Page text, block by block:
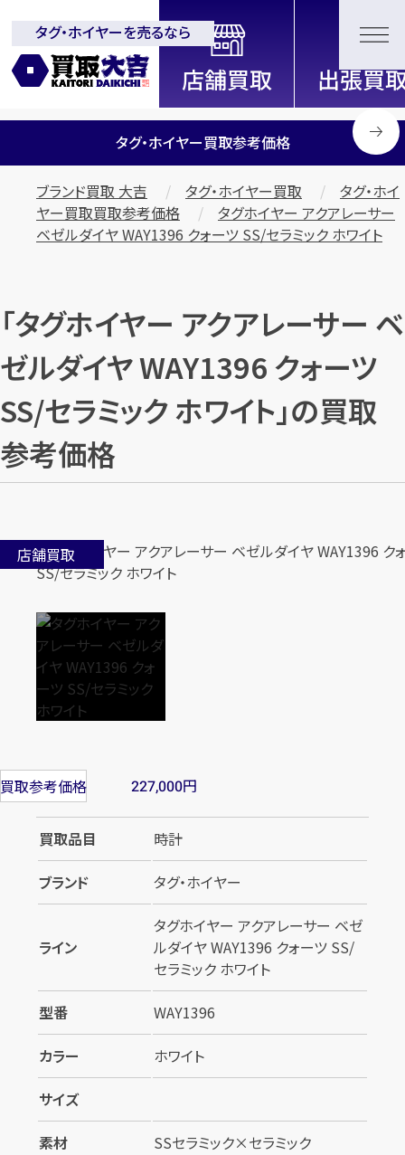
全国2000店舗以上展開中！
信頼と実績の買取専門店「買取大
吉」
タグ・ホイヤーを売るなら
カンタン無料
分！今すぐ査定金額をお伝えいた
まずはお電話で
【総合受付】24時間・年中無休(年末年
タグ・ホイヤー買取参考価格
ブランド買取 大吉 タグ・ホイヤー買取
タグ・ホイ
ヤー買取買取参考価格
タグホイヤー アクアレーサー
ベゼルダイヤ WAY1396 クォーツ SS/セラミック ホワイト
「タグホイヤー アクアレーサー ベ
ゼルダイヤ WAY1396 クォーツ
SS/セラミック ホワイト」の買取
参考価格
店舗買取
買取参考価格 227,000円
買取品目
時計
ブランド
タグ・ホイヤー
ライン
タグホイヤー アクアレーサー ベゼ
ルダイヤ WAY1396 クォーツ SS/
セラミック ホワイト
型番
WAY1396
カラー
ホワイト
サイズ
素材
SSセラミック×セラミック